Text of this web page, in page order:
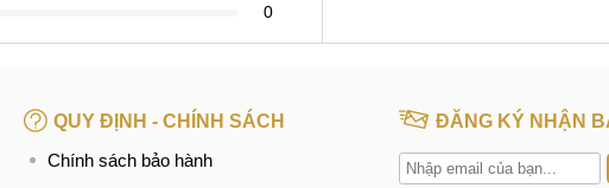
0
QUY ĐỊNH - CHÍNH SÁCH
Chính sách bảo hành
ĐĂNG KÝ NHẬN